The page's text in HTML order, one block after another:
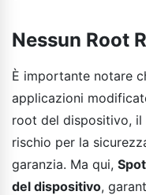
Nessun Root
È importante notare
applicazioni
root del dispositivo, il
rischio per la
garanzia. Ma qui,
del dispositivo,